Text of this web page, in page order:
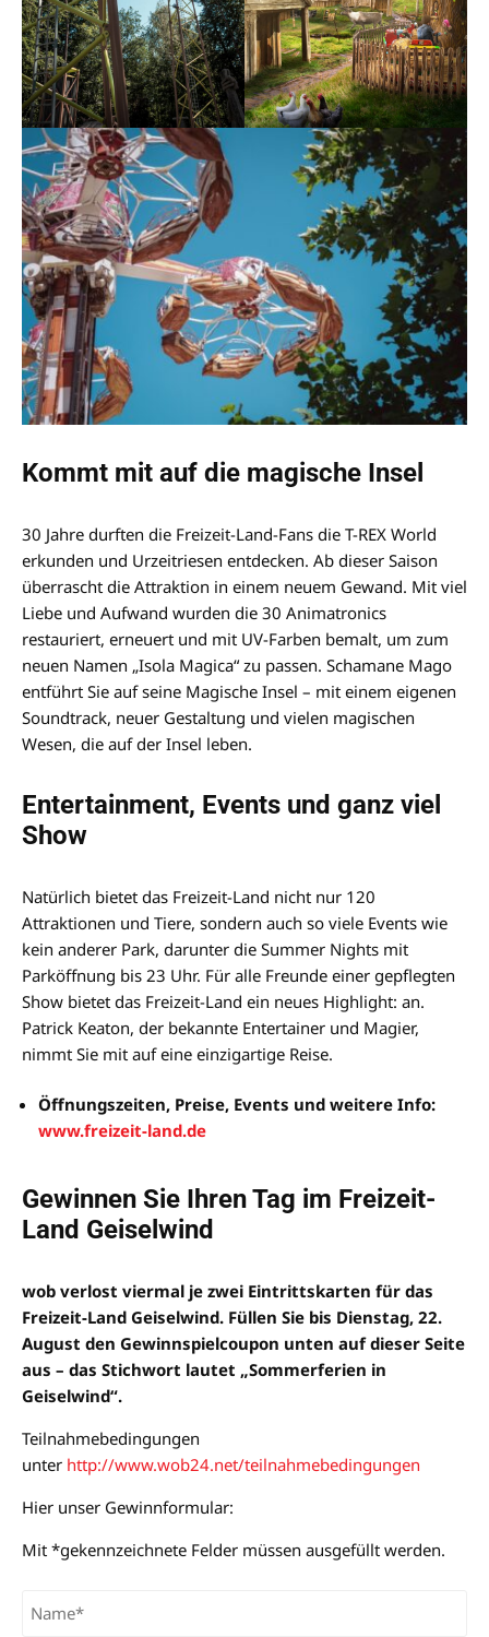
Kommt mit auf die magische Insel
30 Jahre durften die Freizeit-Land-Fans die T-REX World
erkunden und Urzeitriesen entdecken. Ab dieser Saison
überrascht die Attraktion in einem neuem Gewand. Mit viel
Liebe und Aufwand wurden die 30 Animatronics
restauriert, erneuert und mit UV-Farben bemalt, um zum
neuen Namen „Isola Magica“ zu passen. Schamane Mago
entführt Sie auf seine Magische Insel – mit einem eigenen
Soundtrack, neuer Gestaltung und vielen magischen
Wesen, die auf der Insel leben.
Entertainment, Events und ganz viel
Show
Natürlich bietet das Freizeit-Land nicht nur 120
Attraktionen und Tiere, sondern auch so viele Events wie
kein anderer Park, darunter die Summer Nights mit
Parköffnung bis 23 Uhr. Für alle Freunde einer gepflegten
Show bietet das Freizeit-Land ein neues Highlight: an.
Patrick Keaton, der bekannte Entertainer und Magier,
nimmt Sie mit auf eine einzigartige Reise.
Öffnungszeiten, Preise, Events und weitere Info:
www.freizeit-land.de
Gewinnen Sie Ihren Tag im Freizeit-
Land Geiselwind
wob verlost viermal je zwei Eintrittskarten für das
Freizeit-Land Geiselwind. Füllen Sie bis Dienstag, 22.
August den Gewinnspielcoupon unten auf dieser Seite
aus – das Stichwort lautet „Sommerferien in
Geiselwind“.
Teilnahmebedingungen
unter http://www.wob24.net/teilnahmebedingungen
Hier unser Gewinnformular:
Mit *gekennzeichnete Felder müssen ausgefüllt werden.